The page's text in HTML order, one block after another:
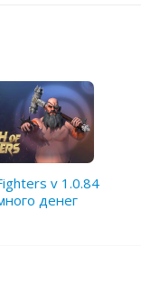
v 1.0.84
денег